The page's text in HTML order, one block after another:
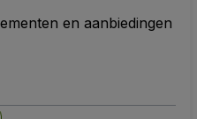
en aanbiedingen